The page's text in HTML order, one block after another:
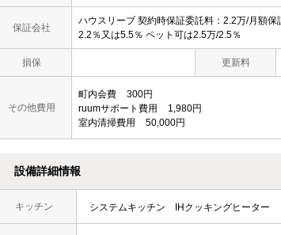
保証会社
ハウスリーブ 契約時保証委託料：2.2万/月額保
2.2％又は5.5％ ペット可は2.5万/2.5％
損保 更新料
その他費用
町内会費
300円
ruumサポート費用
1,980円
室内清掃費用
50,000円
設備詳細情報
キッチン システムキッチン IHクッキングヒーター